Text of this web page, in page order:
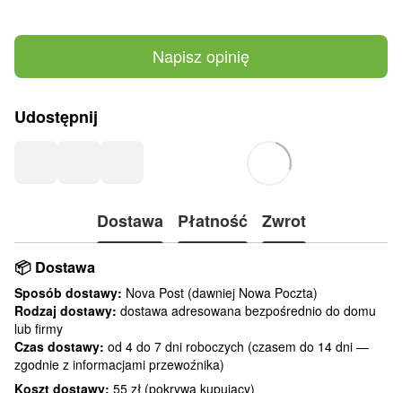
Napisz opinię
Udostępnij
Dostawa Płatność Zwrot
📦 Dostawa
Sposób dostawy: Nova Post (dawniej Nowa Poczta)
Rodzaj dostawy: dostawa adresowana bezpośrednio do domu
lub firmy
Czas dostawy: od 4 do 7 dni roboczych (czasem do 14 dni —
zgodnie z informacjami przewoźnika)
Koszt dostawy: 55 zł (pokrywa kupujący)